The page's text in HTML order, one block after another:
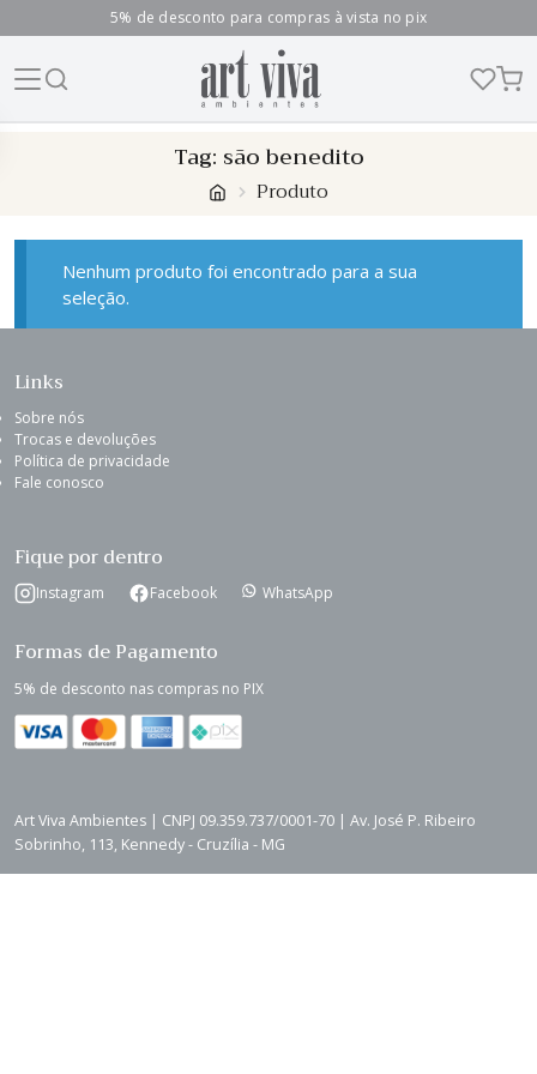
5% de desconto para compras à vista no pix
Tag: são benedito
Produto
Nenhum produto foi encontrado para a sua
seleção.
Links
Sobre nós
Trocas e devoluções
Política de privacidade
Fale conosco
Fique por dentro
Instagram Facebook WhatsApp
Formas de Pagamento
5% de desconto nas compras no PIX
Art Viva Ambientes | CNPJ 09.359.737/0001-70 | Av. José P. Ribeiro
Sobrinho, 113, Kennedy - Cruzília - MG